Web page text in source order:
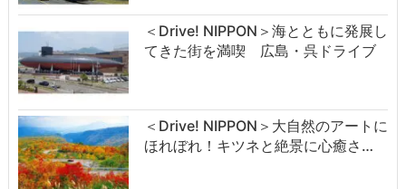
＜Drive! NIPPON＞海とともに発展し
てきた街を満喫 広島・呉ドライブ
＜Drive! NIPPON＞大自然のアートに
ほれぼれ！キツネと絶景に心癒さ…